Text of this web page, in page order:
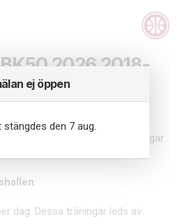
ej öppen
stängdes den 7 aug.
2026 2018-
vecka 33!
till fredag, och riktar sig till
2018 till 2015. Det blir tre dagar
och utveckling.
.
dag. Dessa träningar leds av